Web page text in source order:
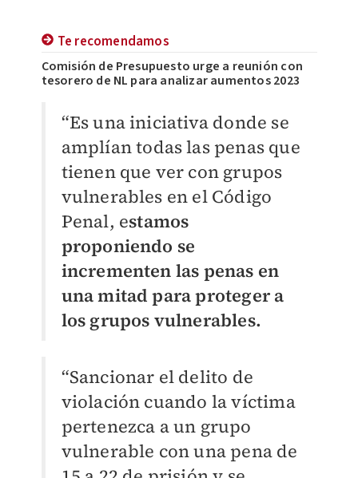
Te recomendamos
Comisión de Presupuesto urge a reunión con
tesorero de NL para analizar aumentos 2023
“Es una iniciativa donde se
amplían todas las penas que
tienen que ver con grupos
vulnerables en el Código
Penal, estamos
proponiendo se
incrementen las penas en
una mitad para proteger a
los grupos vulnerables.
“Sancionar el delito de
violación cuando la víctima
pertenezca a un grupo
vulnerable con una pena de